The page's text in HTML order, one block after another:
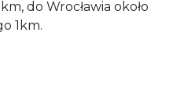
do Wrocławia około
1km.